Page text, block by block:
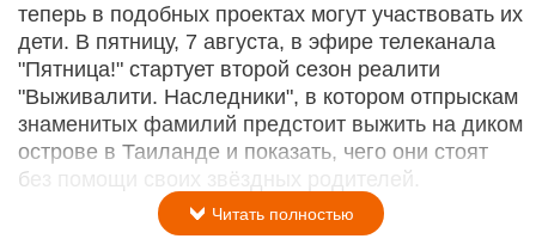
теперь в подобных проектах могут участвовать их
дети. В пятницу, 7 августа, в эфире телеканала
"Пятница!" стартует второй сезон реалити
"Выживалити. Наследники", в котором отпрыскам
знаменитых фамилий предстоит выжить на диком
острове в Таиланде и показать, чего они стоят
без помощи своих звёздных родителей.
Читать полностью